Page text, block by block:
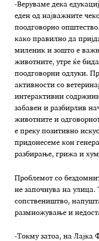
-Веруваме дека
еден од најважните
поодговорно
како правилно да
миленик и зошто е
животните, утре ќе
поодговорни одлуки.
активности со
интерактивни
забавен и разбирлив
животните и
е преку позитивно
придонесеме кон
разбирање, грижа и
Проблемот со
не започнува на улица.
сопствеништво,
размножување и
-Токму затоа, на Лајка